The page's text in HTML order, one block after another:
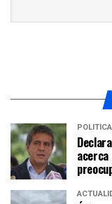
POLÍTICA
acerca